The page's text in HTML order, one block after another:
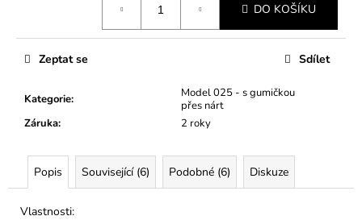
DO KOŠÍKU
Kategorie:
Model 025 - s gumičkou
přes nárt
Záruka: 2 roky
Zeptat se Sdílet
Popis Související (6) Podobné (6) Diskuze
Vlastnosti:
e
PÁNSKÉ
PANTOFLE
MODEL
MODRÉ